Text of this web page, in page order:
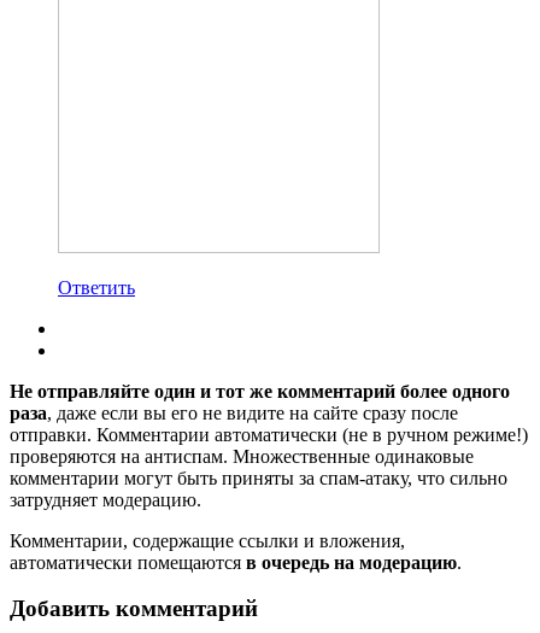
Ответить
Не отправляйте один и тот же комментарий более одного
раза, даже если вы его не видите на сайте сразу после
отправки. Комментарии автоматически (не в ручном режиме!)
проверяются на антиспам. Множественные одинаковые
комментарии могут быть приняты за спам-атаку, что сильно
затрудняет модерацию.
Комментарии, содержащие ссылки и вложения,
автоматически помещаются в очередь на модерацию.
Добавить комментарий